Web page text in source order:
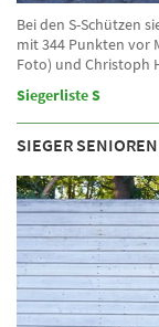
Bei den S-Schützen
mit 344 Punkten vor
Foto) und Christoph
Siegerliste S
SIEGER SENIOREN